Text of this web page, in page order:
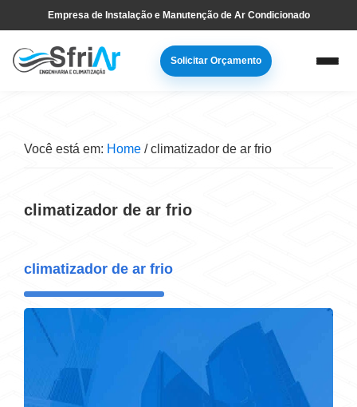
para
navegação
to
main
Empresa de Instalação e Manutenção de Ar Condicionado
Solicitar Orçamento
Você está em: Home /climatizador de ar frio
climatizador de ar frio
climatizador de ar frio